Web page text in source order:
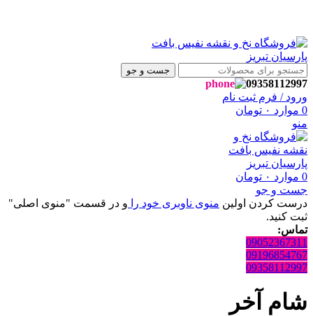
جست و جو
09358112997
ورود / فرم ثبت نام
0 موارد ۰ تومان
منو
0 موارد ۰ تومان
جست و جو
درست کردن اولین منوی ناوبری خود را و در قسمت "منوی اصلی"
ثبت کنید.
تماس:
09052367311
09196854767
09358112997
شام آخر